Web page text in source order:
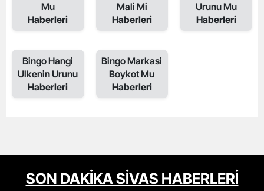
Mu
Haberleri
Mali Mi
Haberleri
Urunu Mu
Haberleri
Bingo Hangi
Ulkenin Urunu
Haberleri
Bingo Markasi
Boykot Mu
Haberleri
SON DAKİKA SİVAS HABERLERİ